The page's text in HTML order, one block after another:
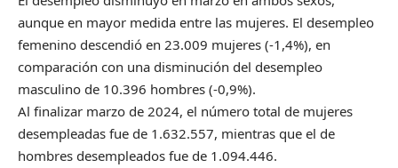
aunque en mayor medida entre las mujeres. El desempleo
femenino descendió en 23.009 mujeres (-1,4%), en
comparación con una disminución del desempleo
masculino de 10.396 hombres (-0,9%).
Al finalizar marzo de 2024, el número total de mujeres
desempleadas fue de 1.632.557, mientras que el de
hombres desempleados fue de 1.094.446.